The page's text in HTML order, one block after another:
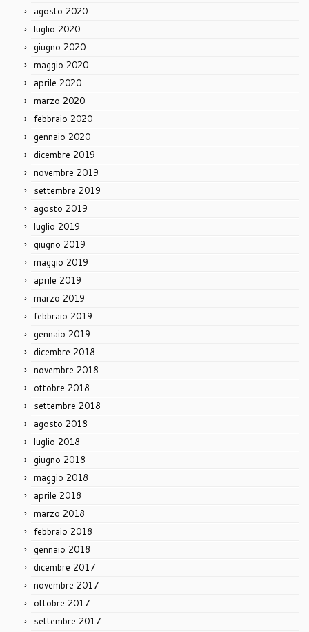
agosto 2020
luglio 2020
giugno 2020
maggio 2020
aprile 2020
marzo 2020
febbraio 2020
gennaio 2020
dicembre 2019
novembre 2019
settembre 2019
agosto 2019
luglio 2019
giugno 2019
maggio 2019
aprile 2019
marzo 2019
febbraio 2019
gennaio 2019
dicembre 2018
novembre 2018
ottobre 2018
settembre 2018
agosto 2018
luglio 2018
giugno 2018
maggio 2018
aprile 2018
marzo 2018
febbraio 2018
gennaio 2018
dicembre 2017
novembre 2017
ottobre 2017
settembre 2017